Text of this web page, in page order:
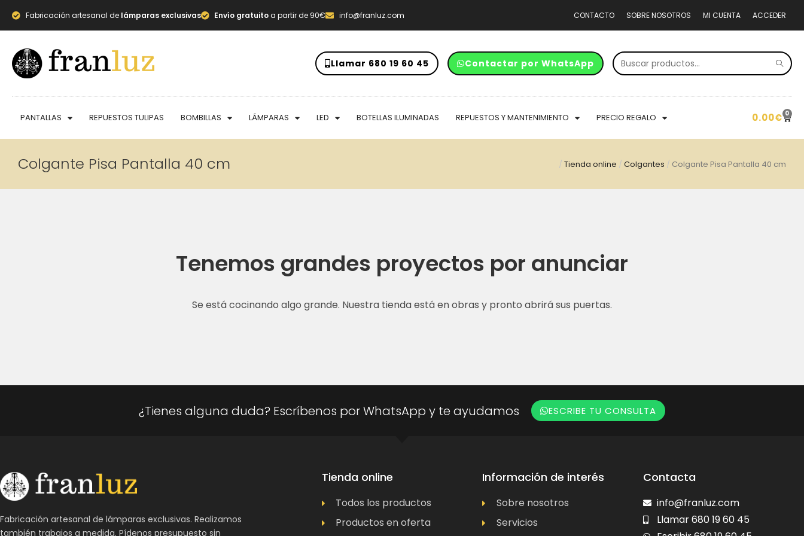
Fabricación artesanal de lámparas exclusivas Envío gratuitoa partir de 90€ info@franluz.com CONTACTO SOBRE NOSOTROS MI CUENTA ACCEDER
Llamar 680 19 60 45 Contactar por WhatsApp
PANTALLAS REPUESTOS TULIPAS BOMBILLAS LÁMPARAS LED BOTELLAS ILUMINADAS REPUESTOS Y MANTENIMIENTO PRECIO REGALO 0.00€ 0
Colgante Pisa Pantalla 40 cm / Tienda online / Colgantes / Colgante Pisa Pantalla 40 cm
Tenemos grandes proyectos por anunciar
Se está cocinando algo grande. Nuestra tienda está en obras y pronto abrirá sus puertas.
¿Tienes alguna duda? Escríbenos por WhatsApp y te ayudamos ESCRIBE TU CONSULTA
Fabricación artesanal de lámparas exclusivas. Realizamos
también trabajos a medida. Pídenos presupuesto sin
Tienda online
Todos los productos
Productos en oferta
Información de interés
Sobre nosotros
Servicios
Contacta
info@franluz.com
Llamar 680 19 60 45